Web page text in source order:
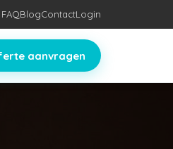
BlogContactLogin
aanvragen